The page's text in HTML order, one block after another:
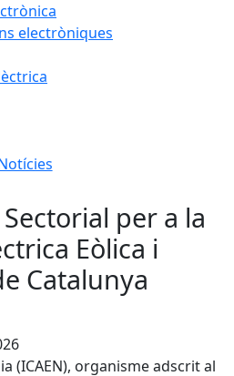
electròniques
per a la
Eòlica i
Catalunya
(ICAEN), organisme adscrit al